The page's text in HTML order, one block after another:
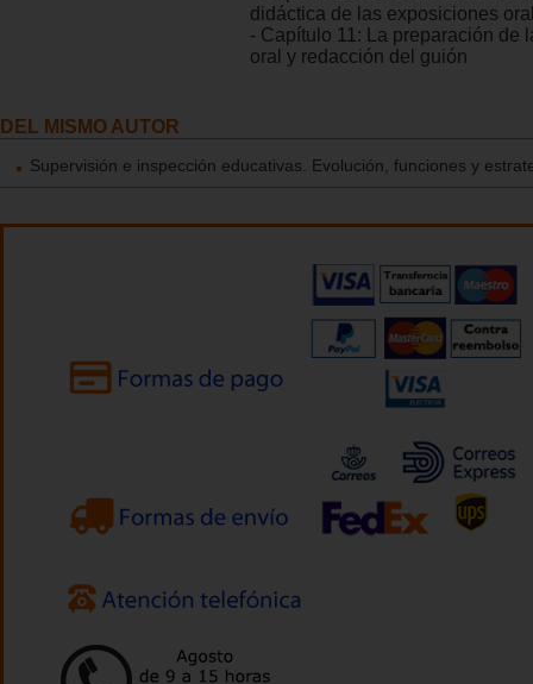
didáctica de las exposiciones
- Capítulo 11: La preparación de
oral y redacción del guión
DEL MISMO AUTOR
Supervisión e inspección educativas. Evolución, funciones y